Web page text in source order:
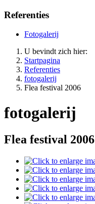
Referenties
Fotogalerij
U bevindt zich hier:
Startpagina
Referenties
fotogalerij
Flea festival 2006
fotogalerij
Flea festival 2006